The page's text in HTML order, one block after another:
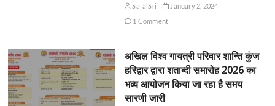
SafalSri
January 2, 2024
1 Comment
अखिल विश्व गायत्री परिवार शान्ति कुंज
हरिद्वार द्वारा शताब्दी समारोह 2026 का
भव्य आयोजन किया जा रहा है समय
सारणी जारी